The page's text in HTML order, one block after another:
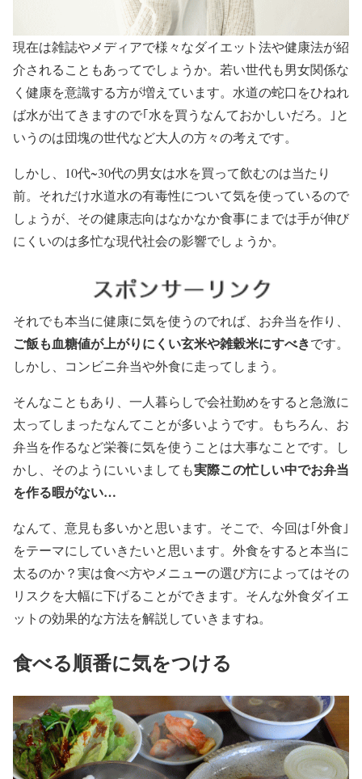
現在は雑誌やメディアで様々なダイエット法や健康法が紹
介されることもあってでしょうか。若い世代も男女関係な
く健康を意識する方が増えています。水道の蛇口をひねれ
ば水が出てきますので｢水を買うなんておかしいだろ。｣と
いうのは団塊の世代など大人の方々の考えです。
しかし、10代~30代の男女は水を買って飲むのは当たり
前。それだけ水道水の有毒性について気を使っているので
しょうが、その健康志向はなかなか食事にまでは手が伸び
にくいのは多忙な現代社会の影響でしょうか。
それでも本当に健康に気を使うのでれば、お弁当を作り、
ご飯も血糖値が上がりにくい玄米や雑穀米にすべきです。
しかし、コンビニ弁当や外食に走ってしまう。
そんなこともあり、一人暮らしで会社勤めをすると急激に
太ってしまったなんてことが多いようです。もちろん、お
弁当を作るなど栄養に気を使うことは大事なことです。し
かし、そのようにいいましても実際この忙しい中でお弁当
を作る暇がない…
なんて、意見も多いかと思います。そこで、今回は｢外食｣
をテーマにしていきたいと思います。外食をすると本当に
太るのか？実は食べ方やメニューの選び方によってはその
リスクを大幅に下げることができます。そんな外食ダイエ
ットの効果的な方法を解説していきますね。
食べる順番に気をつける